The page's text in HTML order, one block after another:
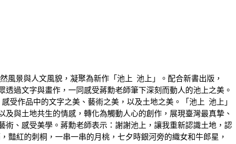
風景與人文風貌，凝聚為新作「池上 池上」。配合新書出版，
過文字與畫作，一同感受蔣勳老師筆下深刻而動人的池上之美。
受作品中的文字之美、藝術之美，以及土地之美。「池上 池上」
與土地共生的情感，轉化為觸動人心的創作，展現臺灣最真摯、
、感受美學。蔣勳老師表示：謝謝池上，讓我重新認識土地，認
紅的刺桐，一串一串的月桃，七夕時銀河旁的織女和牛郎星，